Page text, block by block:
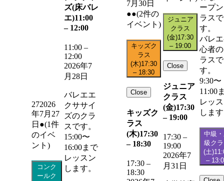
272026
年7月27
日 ●(1件
のイベ
ント)
コンク
ールク
ズ(床バレ
エ)11:00
– 12:00
11:00 –
12:00
2026年7
月28日
バレエエ
クササイ
ズのクラ
スです。
15:00〜
16:00まで
レッスン
します。
7月30日
●●(2件の
イベント)
キッズク
ラス
(木)17:30
– 18:30
Close
キッズク
ラス
(木)17:30
– 18:30
17:30 –
18:30
ジュニア
クラス
(金)17:30
– 19:00
Close
ジュニア
クラス
(金)17:30
– 19:00
17:30 –
19:00
2026年7
月31日
ープ
ラスで
す。
バレ
心者
ラスで
す。
9:30〜
11:00
レッ
しま
中級
級ク
(土)
–